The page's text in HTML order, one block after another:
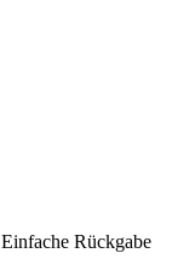
Einfache Rückgabe